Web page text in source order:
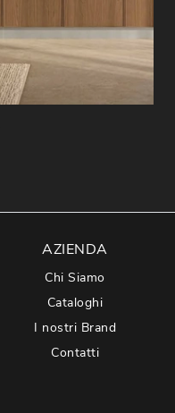
AZIENDA
Chi Siamo
Cataloghi
I nostri Brand
Contatti